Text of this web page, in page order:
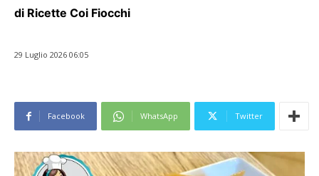
di Ricette Coi Fiocchi
29 Luglio 2026 06:05
Facebook WhatsApp Twitter